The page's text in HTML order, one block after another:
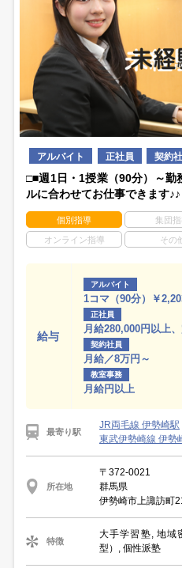
アルバイト 正社員 契約
□■週1日・1授業（90分）～勤
ルに合わせてお仕事できます♪♪
個別指導 集団
オンライン指導 その
給与
アルバイト
1コマ（90分）￥
正社員
月給280,000円以上、
契約社員
月給／8万円～
教室事務
月給円以上
最寄り駅
JR両毛線 伊勢崎駅
東武伊勢崎線 伊勢
所在地
〒372-0021
群馬県
伊勢崎市上諏訪町
特徴
大手学習塾, 地域
型）, 個性派塾